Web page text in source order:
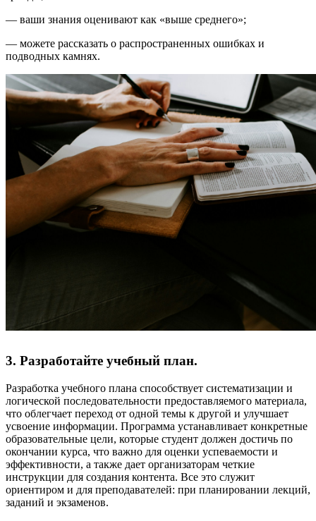
— ваши знания оценивают как «выше среднего»;
— можете рассказать о распространенных ошибках и
подводных камнях.
3. Разработайте учебный план.
Разработка учебного плана способствует систематизации и
логической последовательности предоставляемого материала,
что облегчает переход от одной темы к другой и улучшает
усвоение информации. Программа устанавливает конкретные
образовательные цели, которые студент должен достичь по
окончании курса, что важно для оценки успеваемости и
эффективности, а также дает организаторам четкие
инструкции для создания контента. Все это служит
ориентиром и для преподавателей: при планировании лекций,
заданий и экзаменов.